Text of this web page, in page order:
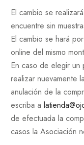
El cambio se
encuentre sin
El cambio se hará
online del mismo
En caso de elegir un
realizar nuevamente
anulación de la
escriba a
de efectuada la
casos la Asociación